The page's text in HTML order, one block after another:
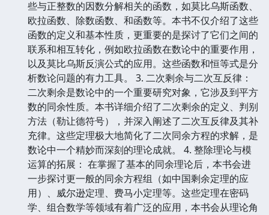
些与正整数的因数分解相关的函数，如莫比乌斯函数、
欧拉函数、除数函数、和函数等。本书不仅介绍了这些
函数的定义和基本性质，更重要的是探讨了它们之间的
联系和相互转化，例如欧拉函数在数论中的重要作用，
以及莫比乌斯反演公式的应用。这些函数和恒等式是分
析数论问题的有力工具。 3. 二次剩余与二次互反律：
二次剩余是数论中的一个重要研究对象，它涉及到平方
数的同余性质。本书详细介绍了二次剩余的定义、判别
方法（勒让德符号），并深入阐述了二次互反律及其补
充律。这些定理极大地简化了二次同余方程的求解，是
数论中一个精妙而深刻的理论成就。 4. 整除理论与模
运算的拓展： 在掌握了基本的同余理论后，本书会进
一步探讨更一般的同余方程组（如中国剩余定理的应
用）、威尔逊定理、费马小定理等。这些定理在密码
学、组合数学等领域有着广泛的应用，本书会从理论角